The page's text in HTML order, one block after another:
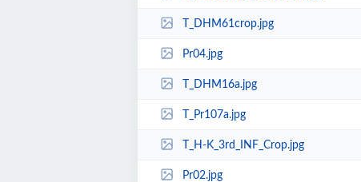
T_DHM61crop.jpg
Pr04.jpg
T_DHM16a.jpg
T_Pr107a.jpg
T_H-K_3rd_INF_Crop.jpg
Pr02.jpg